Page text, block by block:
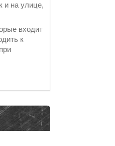
и на улице,
входит
к